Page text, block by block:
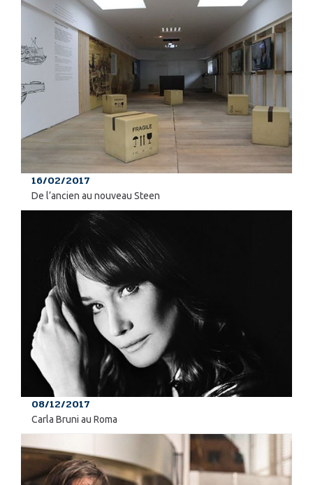
16/02/2017
De l’ancien au nouveau Steen
08/12/2017
Carla Bruni au Roma